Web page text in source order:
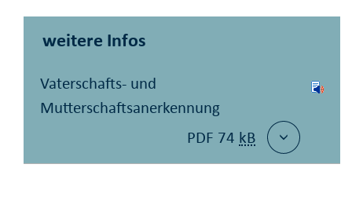
weitere Infos
Vaterschafts- und
Mutterschaftsanerkennung
PDF 74 kB